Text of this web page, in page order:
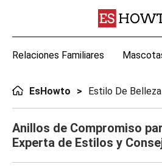
Relaciones Familiares
EsHowto Estilo De Belleza
Anillos de Compromiso
Experta de Estilos y